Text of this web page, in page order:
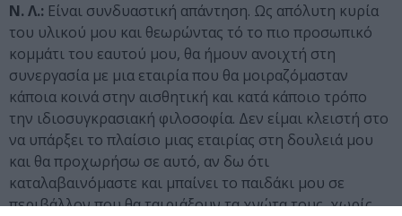
Ν. Λ.: Είναι συνδυαστική απάντηση. Ως απόλυτη κυρία
του υλικού μου και θεωρώντας τό το πιο προσωπικό
κομμάτι του εαυτού μου, θα ήμουν ανοιχτή στη
συνεργασία με μια εταιρία που θα μοιραζόμασταν
κάποια κοινά στην αισθητική και κατά κάποιο τρόπο
την ιδιοσυγκρασιακή φιλοσοφία. Δεν είμαι κλειστή στο
να υπάρξει το πλαίσιο μιας εταιρίας στη δουλειά μου
και θα προχωρήσω σε αυτό, αν δω ότι
καταλαβαινόμαστε και μπαίνει το παιδάκι μου σε
περιβάλλον που θα ταιριάξουν τα χνώτα τους, χωρίς